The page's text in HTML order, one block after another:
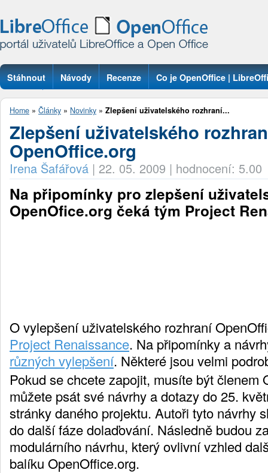
Stáhnout Návody Recenze Co je OpenOffice |
Otázky
Home » Články » Novinky » Zlepšení uživatelského rozhraní...
Zlepšení uživatelského
OpenOffice.org
Irena Šafářová | 22. 05. 2009 | hodnocení: 5.00
Na připomínky pro zlepšení
OpenOfice.org čeká tým Project
O vylepšení uživatelského rozhraní
Project Renaissance. Na připomínky a
různých vylepšení. Některé jsou velmi
Pokud se chcete zapojit, musíte být členem
můžete psát své návrhy a dotazy do 25.
stránky daného projektu. Autoři tyto návrhy
do další fáze dolaďování. Následně budou
modulárního návrhu, který ovlivní vzhled
balíku OpenOffice.org.